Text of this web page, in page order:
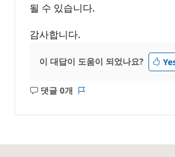
될 수 있습니다.
감사합니다.
이 대답이 도움이 되었나요?
댓글 0개
설